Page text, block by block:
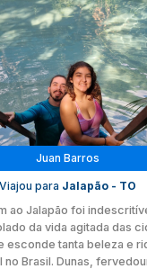
Juan Barros
Viajou para Jalapão - TO
ao Jalapão foi
da vida agitada das
esconde tanta beleza e
no Brasil. Dunas,